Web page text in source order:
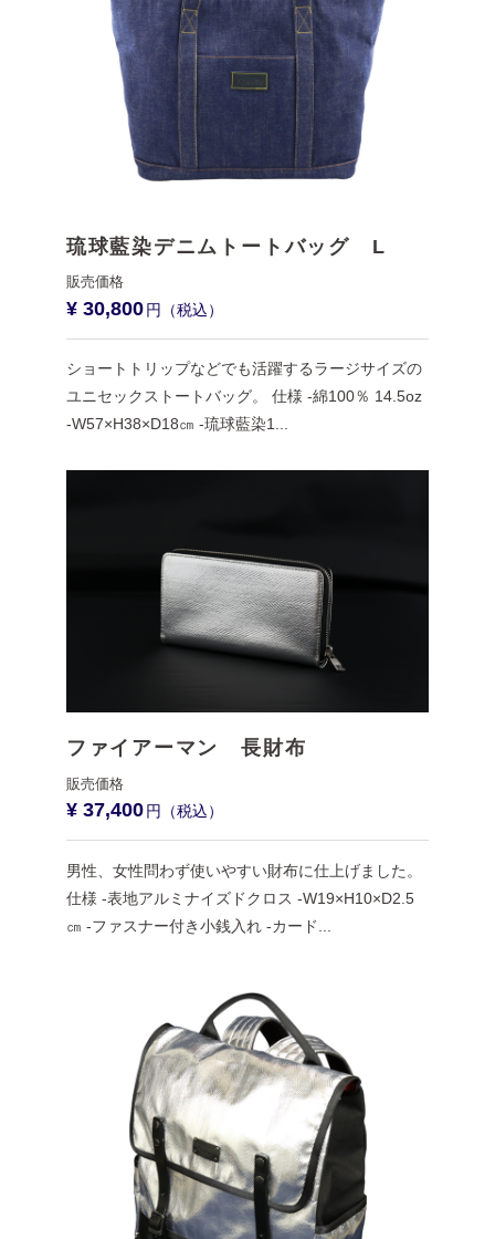
琉球藍染デニムトートバッグ L
¥ 30,800
ショートトリップなどでも活躍するラージサイズの
ユニセックストートバッグ。 仕様 -綿100％ 14.5oz
-W57×H38×D18㎝ -琉球藍染1...
ファイアーマン 長財布
¥ 37,400
男性、女性問わず使いやすい財布に仕上げました。
仕様 -表地アルミナイズドクロス -W19×H10×D2.5
㎝ -ファスナー付き小銭入れ -カード...